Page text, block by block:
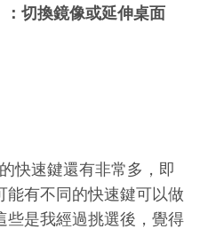
：切換鏡像或延伸桌面
快速鍵還有非常多，即
能有不同的快速鍵可以做
些是我經過挑選後，覺得